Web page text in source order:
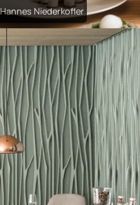
Niederkofler